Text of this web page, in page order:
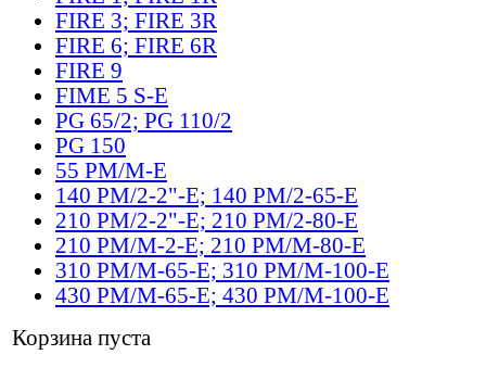
FIRE 3; FIRE 3R
FIRE 6; FIRE 6R
FIRE 9
FIME 5 S-E
PG 65/2; PG 110/2
PG 150
55 PM/M-E
140 PM/2-2"-E; 140 PM/2-65-E
210 PM/2-2"-E; 210 PM/2-80-E
210 PM/M-2-E; 210 PM/M-80-E
310 PM/M-65-E; 310 PM/M-100-E
430 PM/M-65-E; 430 PM/M-100-E
Корзина пуста